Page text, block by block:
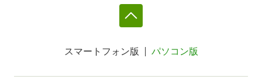
スマートフォン版 パソコン版